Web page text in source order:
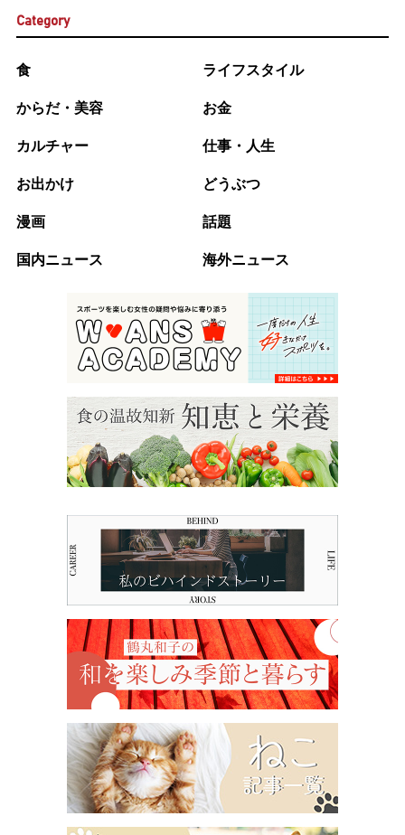
Category
食 ライフスタイル
からだ・美容 お金
カルチャー 仕事・人生
お出かけ どうぶつ
漫画 話題
国内ニュース 海外ニュース